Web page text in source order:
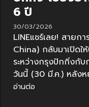
6 ปี
30/03/2026
LINEแชร์เลย! สายก
China) กลับมาเปิดใ
ระหว่างกรุงปักกิ่งกั
วันนี้ (30 มี.ค.) หลังห
อ่านต่อ